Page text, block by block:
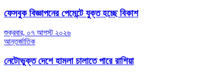
ফেসবুক বিজ্ঞাপনের পেমেন্টে যুক্ত হচ্ছে বিকাশ
শুক্রবার, ০৭ আগস্ট ২০২৬
আন্তর্জাতিক
নেটোভুক্ত দেশে হামলা চালাতে পারে রাশিয়া